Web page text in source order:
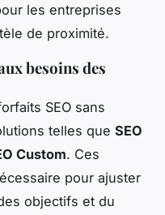
les entreprises
de proximité.
besoins des
SEO sans
telles que SEO
Custom. Ces
pour ajuster
objectifs et du